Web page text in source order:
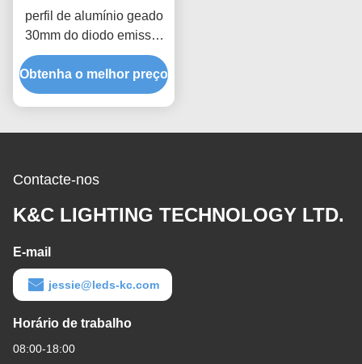
perfil de alumínio geado
30mm do diodo emissor
de luz de In do motorista
semi claro
Obtenha o melhor preço
Contacte-nos
K&C LIGHTING TECHNOLOGY LTD.
E-mail
jessie@leds-kc.com
Horário de trabalho
08:00-18:00